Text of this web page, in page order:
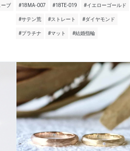
ーブ #18MA-007 #18TE-019 #イエローゴールド
#サテン荒 #ストレート #ダイヤモンド
#プラチナ #マット #結婚指輪